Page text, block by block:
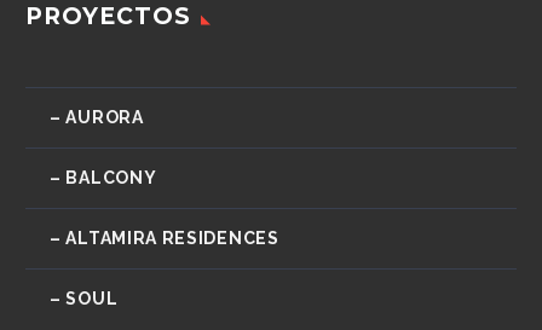
PROYECTOS
– AURORA
– BALCONY
– ALTAMIRA RESIDENCES
– SOUL